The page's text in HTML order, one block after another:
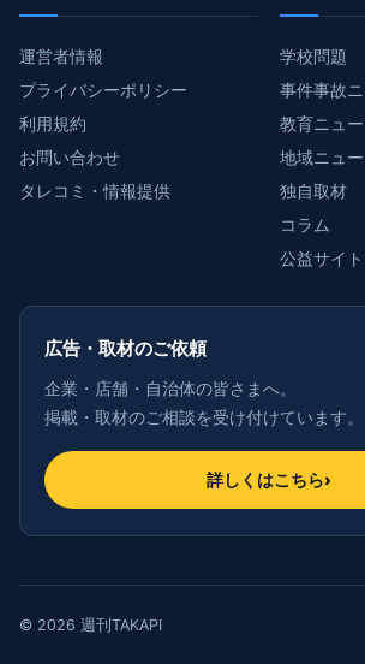
運営者情報
プライバシーポリシー
利用規約
お問い合わせ
タレコミ・情報提供
学校問題
事件事故
教育ニュ
地域ニュ
独自取材
コラム
公益サイト
広告・取材のご依頼
企業・店舗・自治体の皆さまへ。
掲載・取材のご相談を受け付けています。
詳しくはこちら›
© 2026 週刊TAKAPI